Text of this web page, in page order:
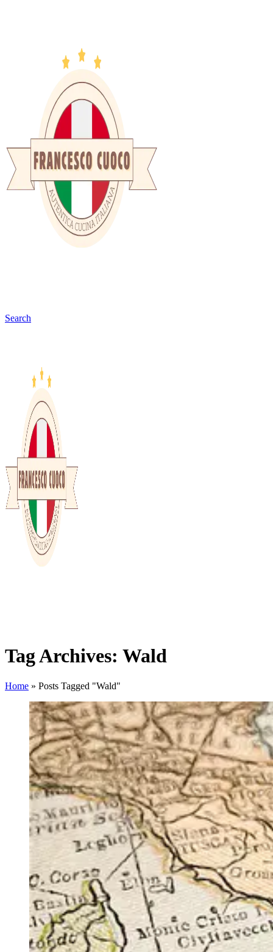
Search
Tag Archives: Wald
Home » Posts Tagged "Wald"